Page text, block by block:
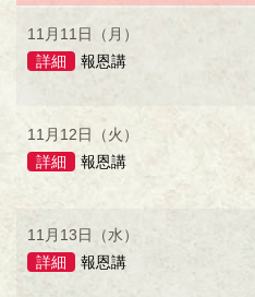
11月11日（月）
詳細
報恩講
11月12日（火）
詳細
報恩講
11月13日（水）
詳細
報恩講